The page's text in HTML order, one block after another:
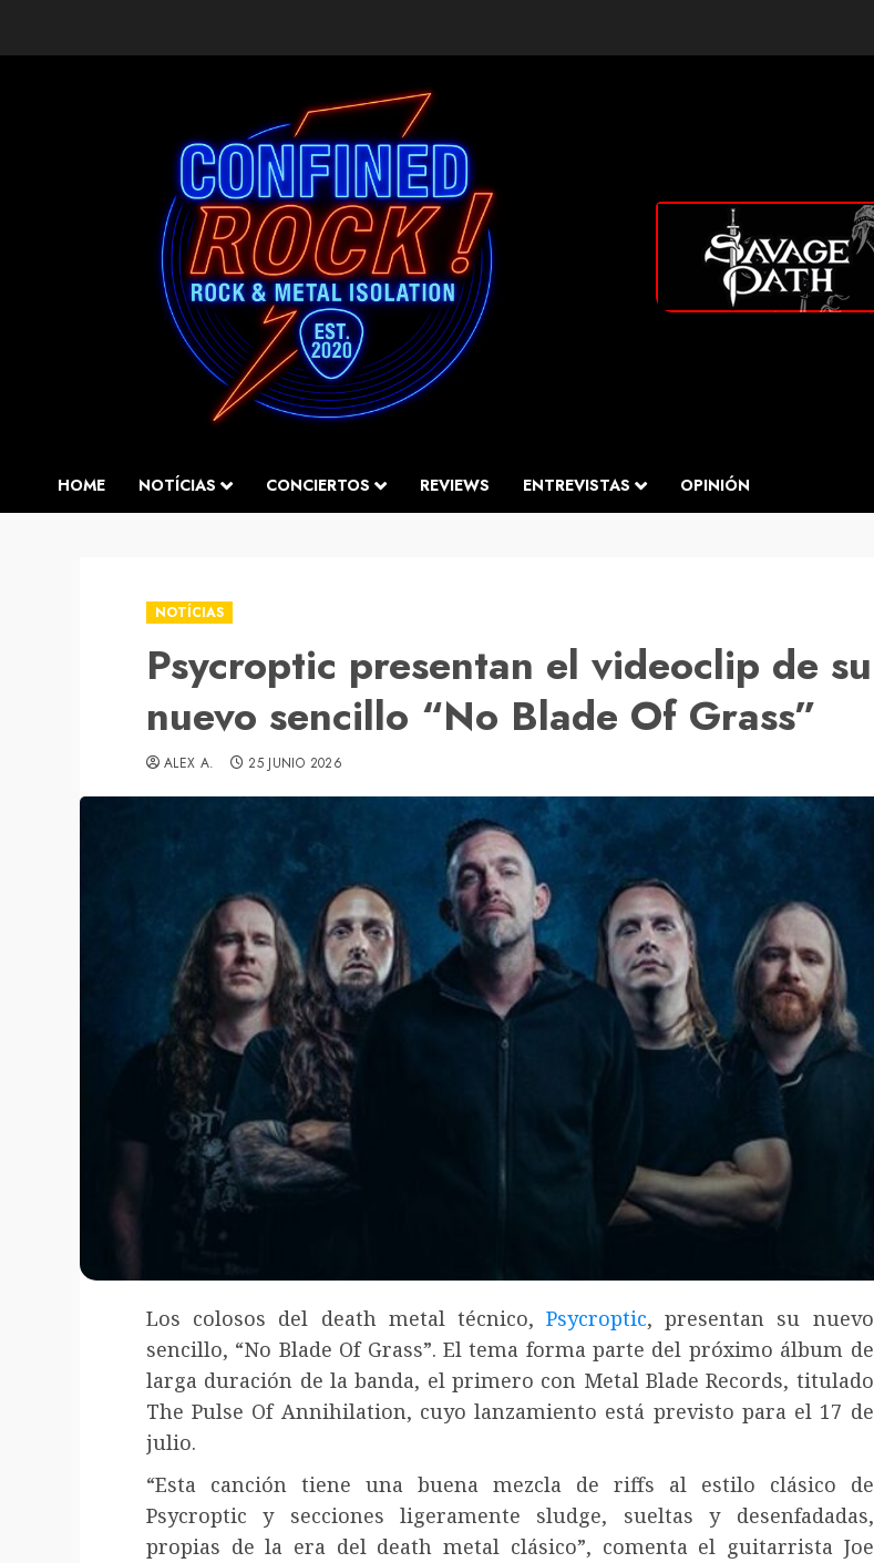
HOME NOTÍCIAS CONCIERTOS REVIEWS ENTREVISTAS OPINIÓN
NOTÍCIAS
Psycroptic presentan el videoclip de su
nuevo sencillo “No Blade Of Grass”
ALEX A. 25 JUNIO 2026
Los colosos del death metal técnico,Psycroptic, presentan su nuevo
sencillo, “No Blade Of Grass”. El tema forma parte del próximo álbum de
larga duración de la banda, el primero con Metal Blade Records, titulado
The Pulse Of Annihilation, cuyo lanzamiento está previsto para el 17 de
julio.
“Esta canción tiene una buena mezcla de riffs al estilo clásico de
Psycroptic y secciones ligeramente sludge, sueltas y desenfadadas,
propias de la era del death metal clásico”, comenta el guitarrista Joe